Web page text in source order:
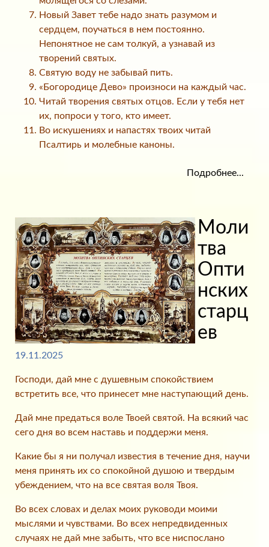
Новый Завет тебе надо знать разумом и
сердцем, поучаться в нем постоянно.
Непонятное не сам толкуй, а узнавай из
творений святых.
Святую воду не забывай пить.
«Богородице Дево» произноси на каждый час.
Читай творения святых отцов. Если у тебя нет
их, попроси у того, кто имеет.
Во искушениях и напастях твоих читай
Псалтирь и молебные каноны.
Подробнее...
Моли
тва
Опти
нских
старц
ев
19.11.2025
Господи, дай мне с душевным спокойствием
встретить все, что принесет мне наступающий день.
Дай мне предаться воле Твоей святой. На всякий час
сего дня во всем наставь и поддержи меня.
Какие бы я ни получал известия в течение дня, научи
меня принять их со спокойной душою и твердым
убеждением, что на все святая воля Твоя.
Во всех словах и делах моих руководи моими
мыслями и чувствами. Во всех непредвиденных
случаях не дай мне забыть, что все ниспослано